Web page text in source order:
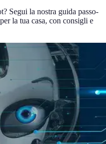
Segui la nostra guida passo-
la tua casa, con consigli e